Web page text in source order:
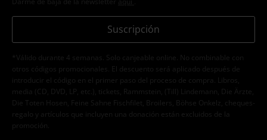
Suscripción
*Válido durante 4 semanas. Solo canjeable online. No combinable con
otros códigos promocionales. El descuento será aplicado después de
introducir el código en el primer paso del proceso de compra. Libros,
media (CD, DVD, LP, etc.), tickets, Rammstein, (Till) Lindemann, Die Ärzte,
Die Toten Hosen, Feine Sahne Fischfilet, Broilers, Böhse Onkelz, cheques-
regalo y artículos que incluyen una donación están excluidos de la
promoción.